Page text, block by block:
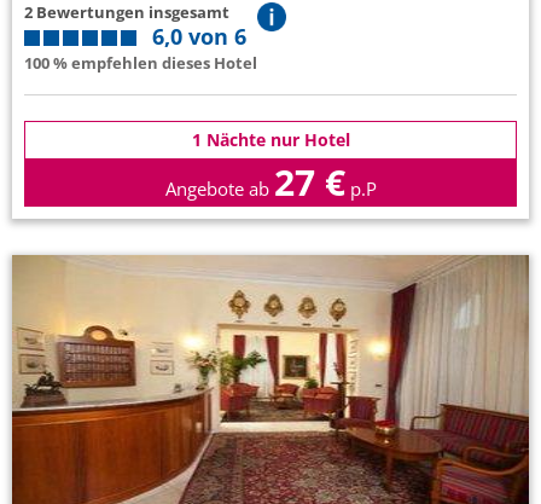
2 Bewertungen insgesamt
6,0 von 6
100 % empfehlen dieses Hotel
1 Nächte nur Hotel
Angebote ab 27 € p.P